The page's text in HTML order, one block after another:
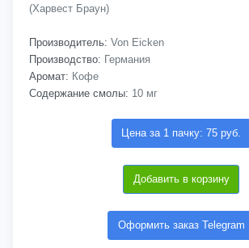
(Харвест Браун)
Производитель: Von Eicken
Производство: Германия
Аромат: Кофе
Содержание смолы: 10 мг
Цена за 1 пачку: 75 руб.
Добавить в корзину
Оформить заказ Telegram